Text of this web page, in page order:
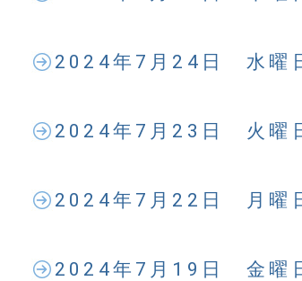
2024年7月24日 水曜
2024年7月23日 火曜
2024年7月22日 月曜
2024年7月19日 金曜